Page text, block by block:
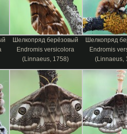
Шелкопряд берёзовый
Endromis versicolora
(Linnaeus, 1758)
Шелкопряд
Endromis
(Linnaeus,